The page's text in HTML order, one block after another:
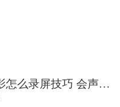
会声会影怎么录屏技巧 会声会影文字遮罩怎么用